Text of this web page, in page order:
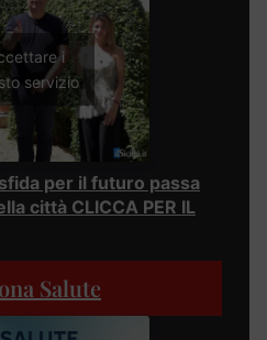
i
servizio
per il futuro passa
città CLICCA PER IL
Salute